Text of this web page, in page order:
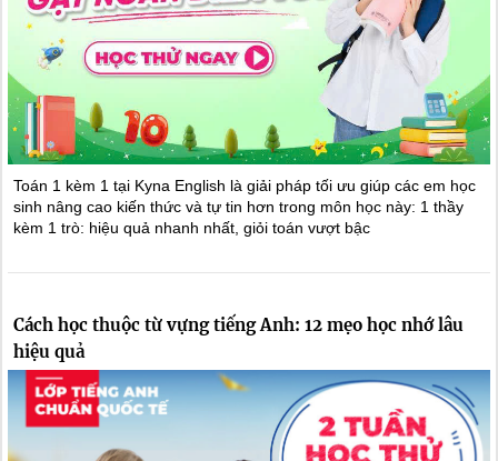
Toán 1 kèm 1 tại Kyna English là giải pháp tối ưu giúp các em học
sinh nâng cao kiến thức và tự tin hơn trong môn học này: 1 thầy
kèm 1 trò: hiệu quả nhanh nhất, giỏi toán vượt bậc
Cách học thuộc từ vựng tiếng Anh: 12 mẹo học nhớ lâu
hiệu quả